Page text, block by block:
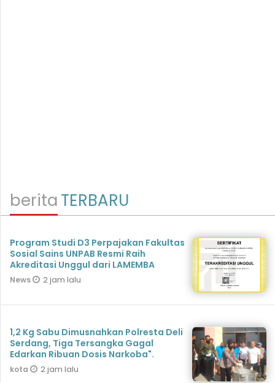
beritaTERBARU
Program Studi D3 Perpajakan Fakultas
Sosial Sains UNPAB Resmi Raih
Akreditasi Unggul dari LAMEMBA
News 2 jam lalu
1,2 Kg Sabu Dimusnahkan Polresta Deli
Serdang, Tiga Tersangka Gagal
Edarkan Ribuan Dosis Narkoba".
kota 2 jam lalu